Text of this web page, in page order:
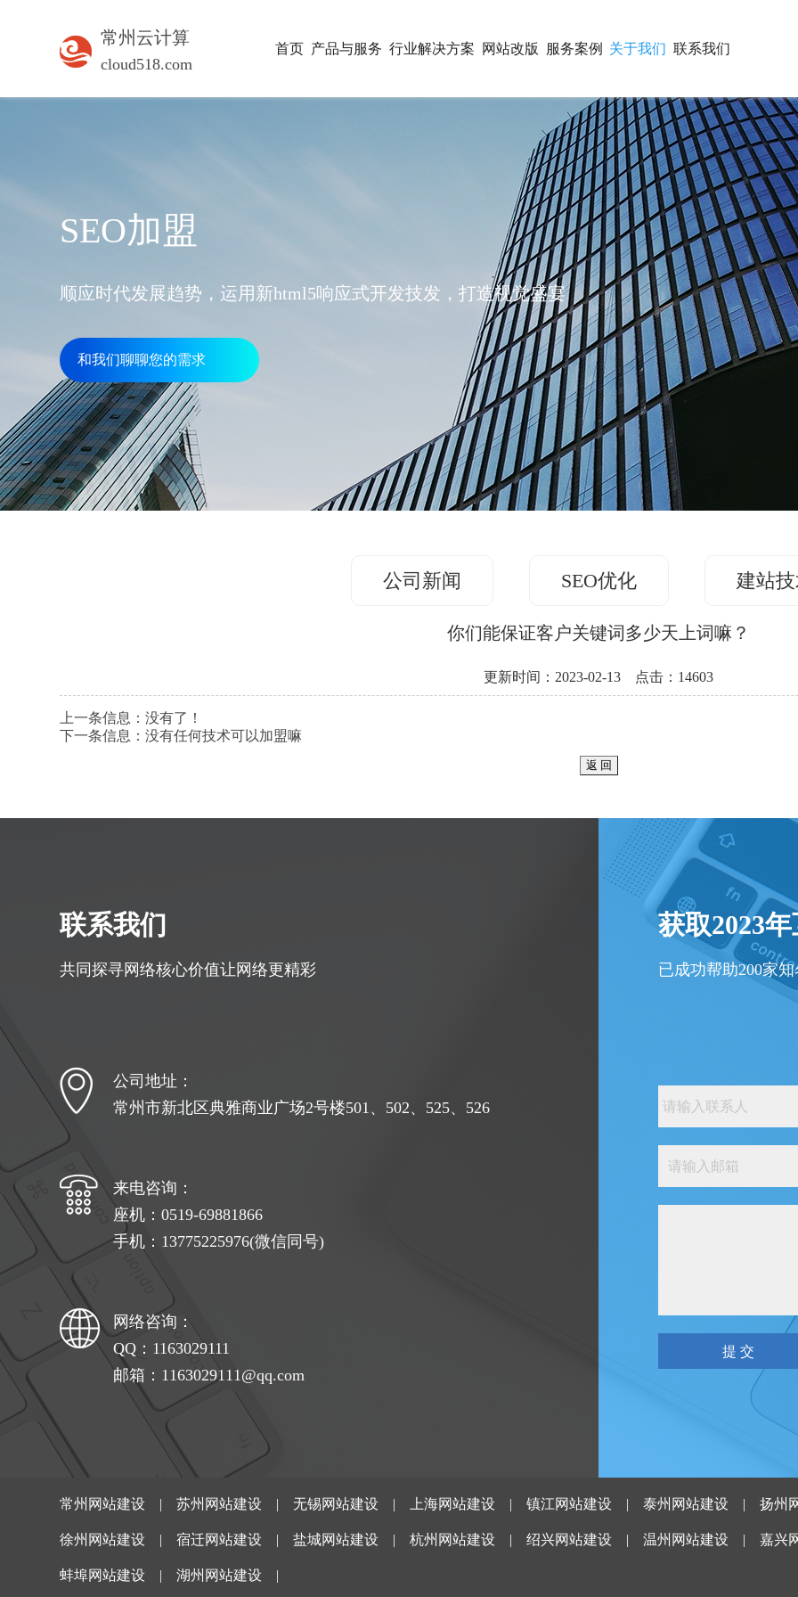
常州云计算
cloud518.com
首页 产品与服务 行业解决方案 网站改版 服务案例 关于我们 联系我们
SEO加盟
顺应时代发展趋势，运用新html5响应式开发技发，打造视觉盛宴
和我们聊聊您的需求
公司新闻 SEO优化 建站
你们能保证客户关键词多少天上词嘛？
更新时间：2023-02-13 点击：14603
上一条信息：没有了！
下一条信息：没有任何技术可以加盟嘛
联系我们
共同探寻网络核心价值让网络更精彩
公司地址：
常州市新北区典雅商业广场2号楼501、502、525、526
来电咨询：
座机：0519-69881866
手机：13775225976(微信同号)
网络咨询：
QQ：1163029111
邮箱：1163029111@qq.com
获取2023
已成功帮助200家
常州网站建设 |苏州网站建设 |无锡网站建设 | 上海网站建设 |镇江网站建设 |泰州网站建设 |扬州
徐州网站建设 |宿迁网站建设 |盐城网站建设 |杭州网站建设 |绍兴网站建设 |温州网站建设 |嘉兴
蚌埠网站建设 |湖州网站建设 |